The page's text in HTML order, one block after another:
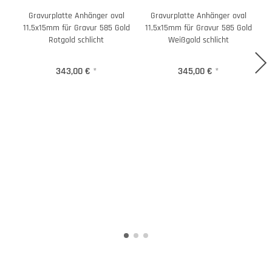
Gravurplatte Anhänger oval
11,5x15mm für Gravur 585 Gold
Rotgold schlicht
343,00 € *
Gravurplatte Anhänger oval
11,5x15mm für Gravur 585 Gold
Weißgold schlicht
345,00 € *